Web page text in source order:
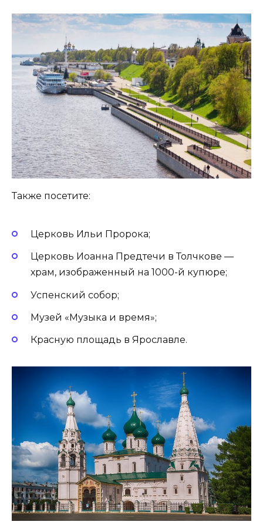
Также посетите:
Церковь Ильи Пророка;
Церковь Иоанна Предтечи в Толчкове —
храм, изображенный на 1000-й купюре;
Успенский собор;
Музей «Музыка и время»;
Красную площадь в Ярославле.